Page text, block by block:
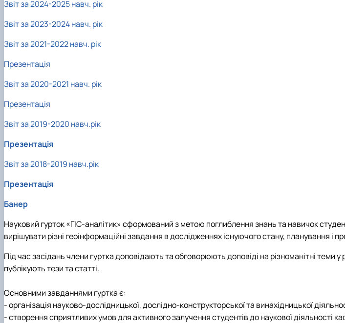
Успішні випускники
Акредитація
Проведення відкритих лекцій
Звіт за 2024-2025 навч. рік
Звіт за 2023-2024 навч. рік
Звіт за 2021-2022 навч. рік
Презентація
Звіт за 2020-2021 навч. рік
Презентація
Звіт за 2019-2020 навч.рік
Презентація
Звіт за 2018-2019 навч.рік
Презентація
Банер
Науковий гурток «ГІС-аналітик» сформований з метою поглиблення знань та навичок
вирішувати різні геоінформаційні завдання в дослідженнях існуючого стану, планування і
Під час засідань члени гуртка доповідають та обговорюють доповіді на різноманітні
публікують тези та статті.
Основними завданнями гуртка є:
- організація науково-дослідницької, дослідно-конструкторської та винахідницької
- створення сприятливих умов для активного залучення студентів до наукової діяльності